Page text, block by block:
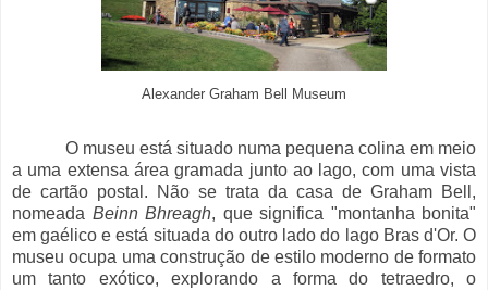
Alexander Graham Bell Museum
O museu está situado numa pequena colina em meio
a uma extensa área gramada junto ao lago, com uma vista
de cartão postal. Não se trata da casa de Graham Bell,
nomeada Beinn Bhreagh, que significa "montanha bonita"
em gaélico e está situada do outro lado do lago Bras d'Or. O
museu ocupa uma construção de estilo moderno de formato
um tanto exótico, explorando a forma do tetraedro, o